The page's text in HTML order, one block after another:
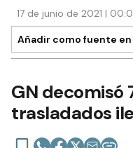
17 de junio de 2021 |
Añadir como fuente en
GN decomisó
trasladados